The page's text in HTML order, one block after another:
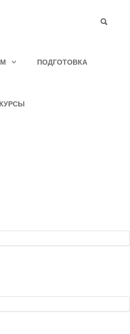
ПОДГОТОВКА